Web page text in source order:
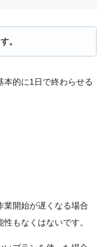
。
的に1日で終わらせる
業開始が遅くなる場合
もなくはないです。